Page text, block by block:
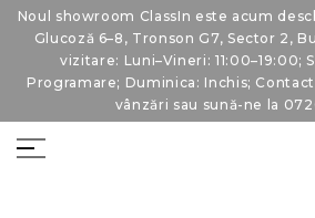
Noul showroom ClassIn este acum
Glucoză 6–8, Tronson G7, Sector 2,
vizitare: Luni–Vineri: 11:00–19:00;
Programare; Duminica: Inchis;
vânzări sau sună-ne la